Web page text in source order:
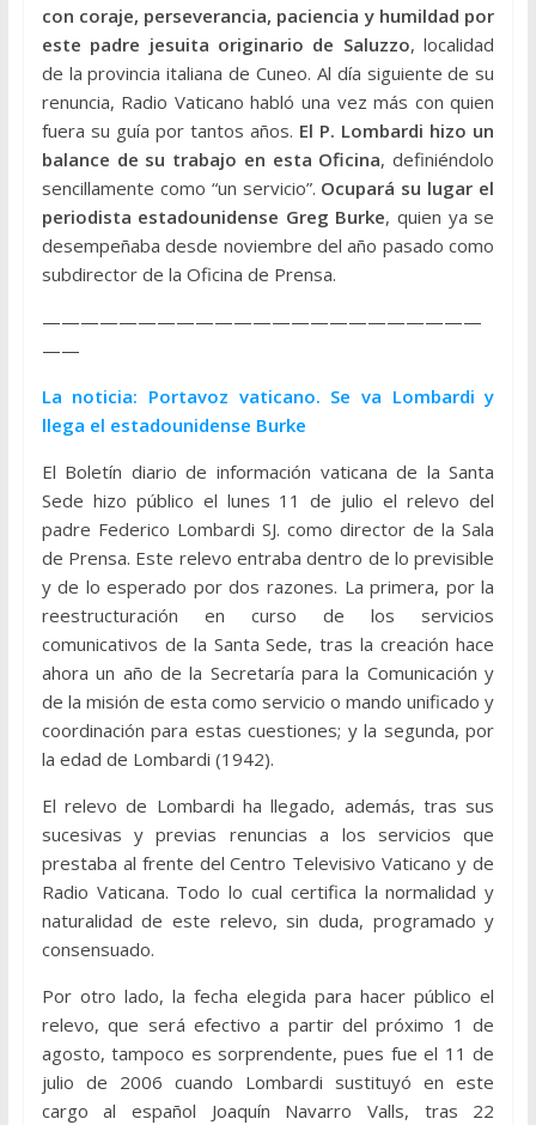
con coraje, perseverancia, paciencia y humildad por
este padre jesuita originario de Saluzzo, localidad
de la provincia italiana de Cuneo. Al día siguiente de su
renuncia, Radio Vaticano habló una vez más con quien
fuera su guía por tantos años. El P. Lombardi hizo un
balance de su trabajo en esta Oficina, definiéndolo
sencillamente como “un servicio”. Ocupará su lugar el
periodista estadounidense Greg Burke, quien ya se
desempeñaba desde noviembre del año pasado como
subdirector de la Oficina de Prensa.
———————————————————————
——
La noticia: Portavoz vaticano. Se va Lombardi y
llega el estadounidense Burke
El Boletín diario de información vaticana de la Santa
Sede hizo público el lunes 11 de julio el relevo del
padre Federico Lombardi SJ. como director de la Sala
de Prensa. Este relevo entraba dentro de lo previsible
y de lo esperado por dos razones. La primera, por la
reestructuración en curso de los servicios
comunicativos de la Santa Sede, tras la creación hace
ahora un año de la Secretaría para la Comunicación y
de la misión de esta como servicio o mando unificado y
coordinación para estas cuestiones; y la segunda, por
la edad de Lombardi (1942).
El relevo de Lombardi ha llegado, además, tras sus
sucesivas y previas renuncias a los servicios que
prestaba al frente del Centro Televisivo Vaticano y de
Radio Vaticana. Todo lo cual certifica la normalidad y
naturalidad de este relevo, sin duda, programado y
consensuado.
Por otro lado, la fecha elegida para hacer público el
relevo, que será efectivo a partir del próximo 1 de
agosto, tampoco es sorprendente, pues fue el 11 de
julio de 2006 cuando Lombardi sustituyó en este
cargo al español Joaquín Navarro Valls, tras 22